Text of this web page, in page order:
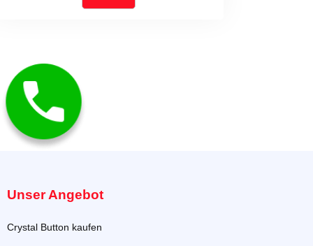
Unser Angebot
Crystal Button kaufen